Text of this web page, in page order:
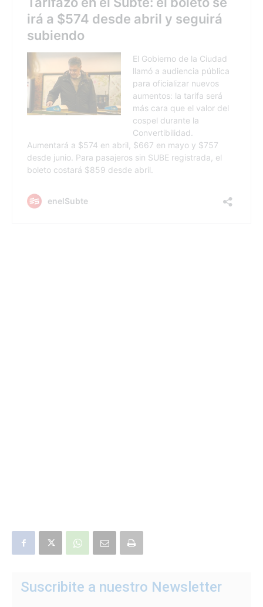
Suscribite a nuestro Newsletter